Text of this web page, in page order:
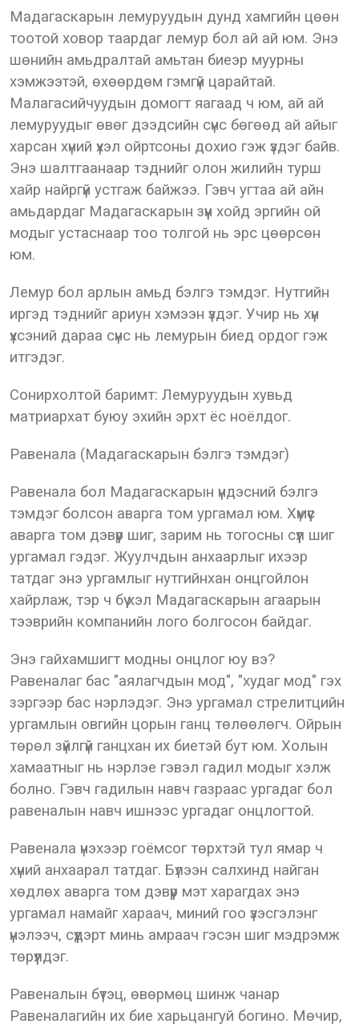
Мадагаскарын лемуруудын дунд хамгийн цөөн
тоотой ховор таардаг лемур бол ай ай юм. Энэ
шөнийн амьдралтай амьтан биеэр муурны
хэмжээтэй, өхөөрдөм гэмгүй царайтай.
Малагасийчуудын домогт яагаад ч юм, ай ай
лемуруудыг өвөг дээдсийн сүнс бөгөөд ай айыг
харсан хүний үхэл ойртсоны дохио гэж үздэг байв.
Энэ шалтгаанаар тэднийг олон жилийн турш
хайр найргүй устгаж байжээ. Гэвч угтаа ай айн
амьдардаг Мадагаскарын зүүн хойд эргийн ой
модыг устаснаар тоо толгой нь эрс цөөрсөн
юм.
Лемур бол арлын амьд бэлгэ тэмдэг. Нутгийн
иргэд тэднийг ариун хэмээн үздэг. Учир нь хүн
үхсэний дараа сүнс нь лемурын биед ордог гэж
итгэдэг.
Сонирхолтой баримт: Лемуруудын хувьд
матриархат буюу эхийн эрхт ёс ноёлдог.
Равенала (Мадагаскарын бэлгэ тэмдэг)
Равенала бол Мадагаскарын үндэсний бэлгэ
тэмдэг болсон аварга том ургамал юм. Хүмүүс
аварга том дэвүүр шиг, зарим нь тогосны сүүл шиг
ургамал гэдэг. Жуулчдын анхаарлыг ихээр
татдаг энэ ургамлыг нутгийнхан онцгойлон
хайрлаж, тэр ч бүү хэл Мадагаскарын агаарын
тээврийн компанийн лого болгосон байдаг.
Энэ гайхамшигт модны онцлог юу вэ?
Равеналаг бас "аялагчдын мод", "худаг мод" гэх
зэргээр бас нэрлэдэг. Энэ ургамал стрелитцийн
ургамлын овгийн цорын ганц төлөөлөгч. Ойрын
төрөл зүйлгүй ганцхан их биетэй бут юм. Холын
хамаатныг нь нэрлэе гэвэл гадил модыг хэлж
болно. Гэвч гадилын навч газраас ургадаг бол
равеналын навч ишнээс ургадаг онцлогтой.
Равенала үнэхээр гоёмсог төрхтэй тул ямар ч
хүний анхаарал татдаг. Бүлээн салхинд найган
хөдлөх аварга том дэвүүр мэт харагдах энэ
ургамал намайг хараач, миний гоо үзэсгэлэнг
үнэлээч, сүүдэрт минь амраач гэсэн шиг мэдрэмж
төрүүлдэг.
Равеналын бүтэц, өвөрмөц шинж чанар
Равеналагийн их бие харьцангуй богино. Мөчир,